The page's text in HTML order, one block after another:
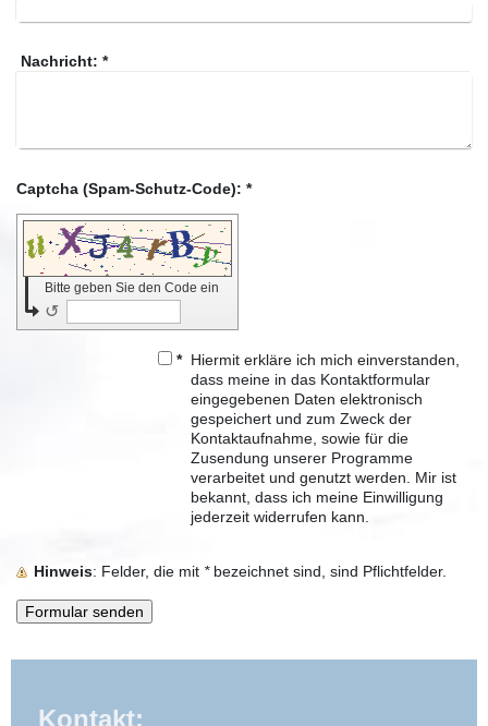
Nachricht: *
Captcha (Spam-Schutz-Code): *
Bitte geben Sie den Code ein
↺
* Hiermit erkläre ich mich einverstanden,
dass meine in das Kontaktformular
eingegebenen Daten elektronisch
gespeichert und zum Zweck der
Kontaktaufnahme, sowie für die
Zusendung unserer Programme
verarbeitet und genutzt werden. Mir ist
bekannt, dass ich meine Einwilligung
jederzeit widerrufen kann.
Hinweis : Felder, die mit *bezeichnet sind, sind Pflichtfelder.
Kontakt: